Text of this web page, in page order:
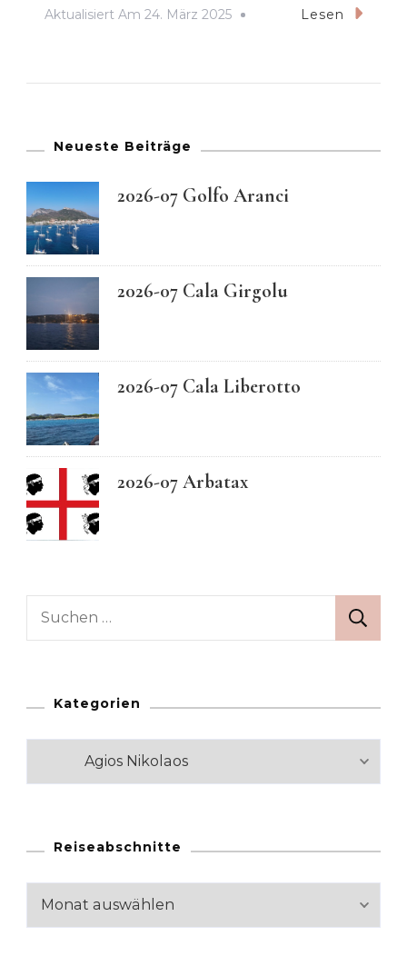
Aktualisiert Am 24. März 2025 Lesen
Neueste Beiträge
2026-07 Golfo Aranci
2026-07 Cala Girgolu
2026-07 Cala Liberotto
2026-07 Arbatax
Suchen
Kategorien
Kategorien
Reiseabschnitte
Reiseabschnitte